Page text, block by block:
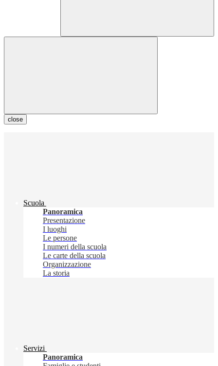
close
Scuola
Panoramica
Presentazione
I luoghi
Le persone
I numeri della scuola
Le carte della scuola
Organizzazione
La storia
Servizi
Panoramica